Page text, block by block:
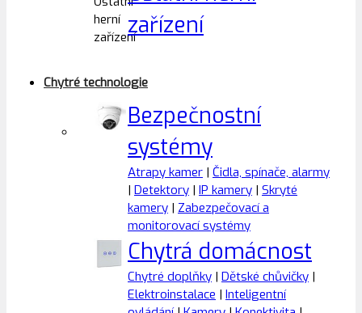
zařízení
Chytré technologie
Bezpečnostní
systémy
Atrapy kamer | Čidla, spínače, alarmy
| Detektory | IP kamery | Skryté
kamery | Zabezpečovací a
monitorovací systémy
Chytrá domácnost
Chytré doplňky | Dětské chůvičky |
Elektroinstalace | Inteligentní